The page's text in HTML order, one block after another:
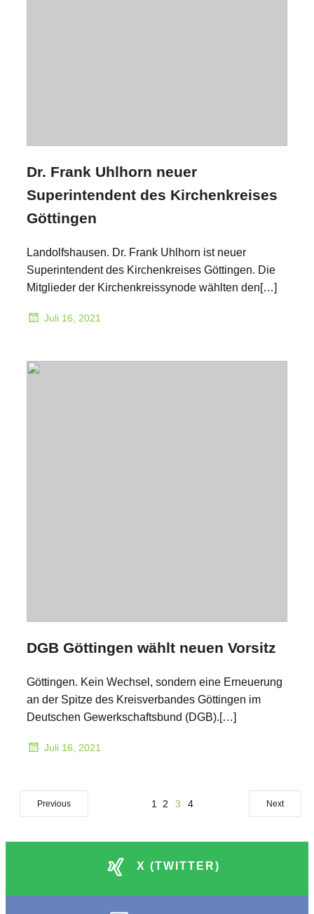
Dr. Frank Uhlhorn neuer
Superintendent des Kirchenkreises
Göttingen
Landolfshausen. Dr. Frank Uhlhorn ist neuer
Superintendent des Kirchenkreises Göttingen. Die
Mitglieder der Kirchenkreissynode wählten den[…]
Juli 16, 2021
DGB Göttingen wählt neuen Vorsitz
Göttingen. Kein Wechsel, sondern eine Erneuerung
an der Spitze des Kreisverbandes Göttingen im
Deutschen Gewerkschaftsbund (DGB).[…]
Juli 16, 2021
Previous 1 2 3 4 Next
X (TWITTER)